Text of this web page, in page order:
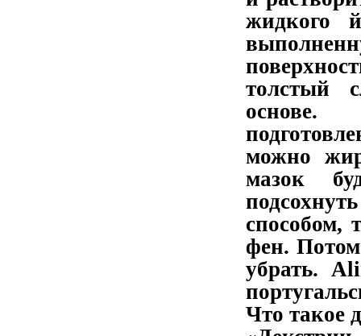
жидкого
толстый
можно
мазок
способом,
фен.
убрать.
Что такое